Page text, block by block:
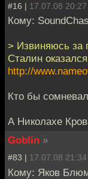
#16 | 17.07.08 20:27
Кому:
> Извиняюсь за
Сталин
http://
Кто бы
А Николахе
Goblin »
#83 | 17.07.08 21:34
Кому: Яков